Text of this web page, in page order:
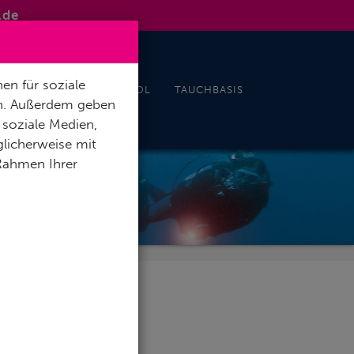
EVENTS INDOORPOOL TAUCHBASIS
für soziale
Außerdem geben
Medien,
mit
Ihrer